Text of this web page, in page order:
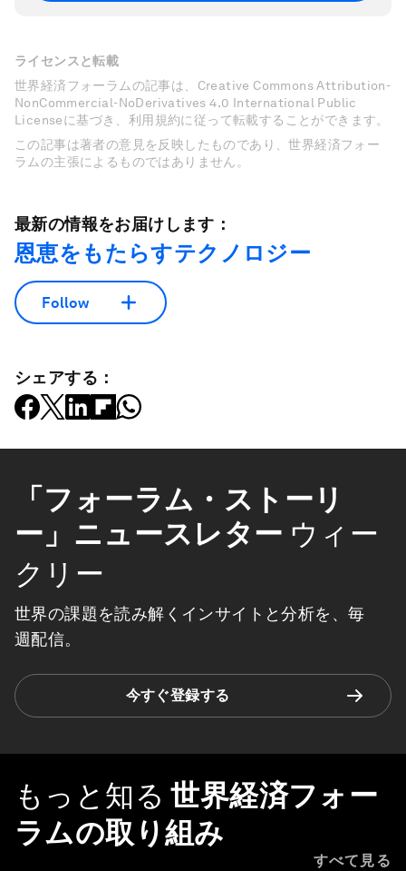
ライセンスと転載
世界経済フォーラムの記事は、Creative Commons Attribution-
NonCommercial-NoDerivatives 4.0 International Public
Licenseに基づき、利用規約に従って転載することができます。
この記事は著者の意見を反映したものであり、世界経済フォー
ラムの主張によるものではありません。
最新の情報をお届けします：
恩恵をもたらすテクノロジー
Follow
シェアする：
「フォーラム・ストーリ
ー」ニュースレター ウィー
クリー
世界の課題を読み解くインサイトと分析を、毎
週配信。
今すぐ登録する
もっと知る 世界経済フォー
ラムの取り組み
すべて見る